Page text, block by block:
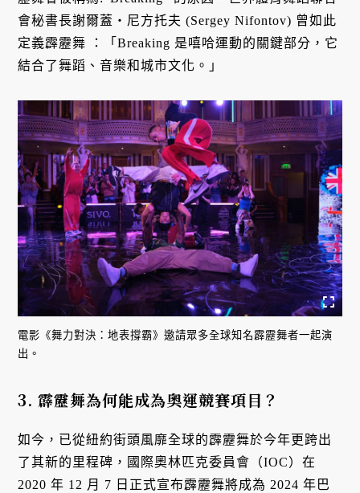
會秘書長謝爾蓋・尼方托夫 (Sergey Nifontov) 曾如此
定義霹靂舞 ：「Breaking 是嘻哈運動的關鍵部分，它
結合了舞蹈、音樂和城市文化。」
電影《舞力對決：地表撐霸》邀請眾多全球知名霹靂舞者一起演
出。
3. 霹靂舞為何能成為奧運競賽項目？
如今，已從紐約街頭風靡全球的霹靂舞於今年更跨出
了其新的里程碑，國際奧林匹克委員會（IOC）在
2020 年 12 月 7 日正式宣布霹靂舞將成為 2024 年巴